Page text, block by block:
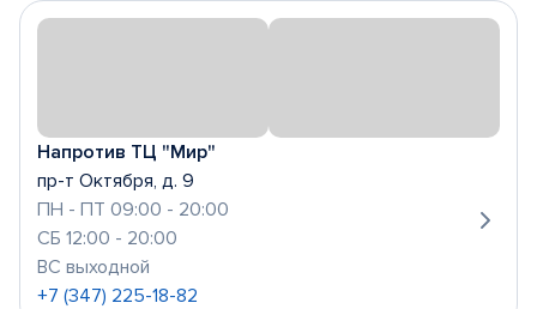
Напротив ТЦ "Мир"
пр-т Октября, д. 9
ПН - ПТ 09:00 - 20:00
СБ 12:00 - 20:00
ВС выходной
+7 (347) 225-18-82